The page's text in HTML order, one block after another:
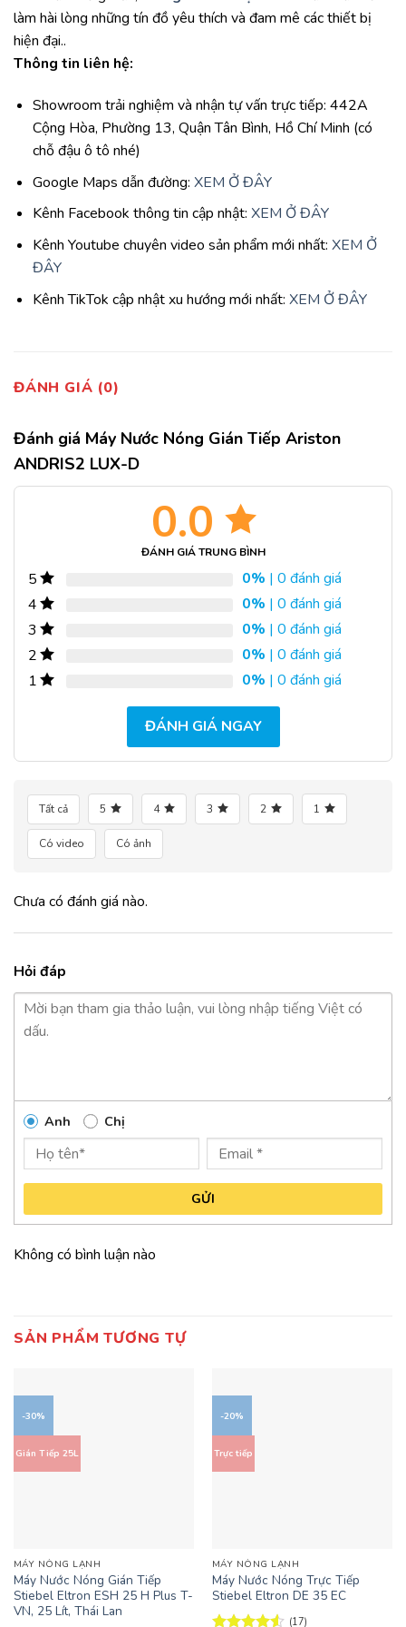
làm hài lòng những tín đồ yêu thích và đam mê các thiết bị
hiện đại..
Thông tin liên hệ:
Showroom trải nghiệm và nhận tự vấn trực tiếp: 442A
Cộng Hòa, Phường 13, Quận Tân Bình, Hồ Chí Minh (có
chỗ đậu ô tô nhé)
Google Maps dẫn đường: XEM Ở ĐÂY
Kênh Facebook thông tin cập nhật: XEM Ở ĐÂY
Kênh Youtube chuyên video sản phẩm mới nhất: XEM Ở
ĐÂY
Kênh TikTok cập nhật xu hướng mới nhất: XEM Ở ĐÂY
ĐÁNH GIÁ (0)
Đánh giá Máy Nước Nóng Gián Tiếp Ariston
ANDRIS2 LUX-D
0.0
ĐÁNH GIÁ TRUNG BÌNH
5 0% | 0 đánh giá
4
0% | 0 đánh giá
3
0% | 0 đánh giá
2
0% | 0 đánh giá
1
0% | 0 đánh giá
ĐÁNH GIÁ NGAY
Tất cả 5 4 3 2 1
Có video Có ảnh
Chưa có đánh giá nào.
Hỏi đáp
Anh Chị
GỬI
Không có bình luận nào
SẢN PHẨM TƯƠNG TỰ
-30%
Gián Tiếp 25L
MÁY NÓNG LẠNH
Máy Nước Nóng Gián Tiếp
Stiebel Eltron ESH 25 H Plus T-
VN, 25 Lít, Thái Lan
-20%
Trực tiếp
MÁY NÓNG LẠNH
Máy Nước Nóng Trực Tiếp
Stiebel Eltron DE 35 EC
(17)